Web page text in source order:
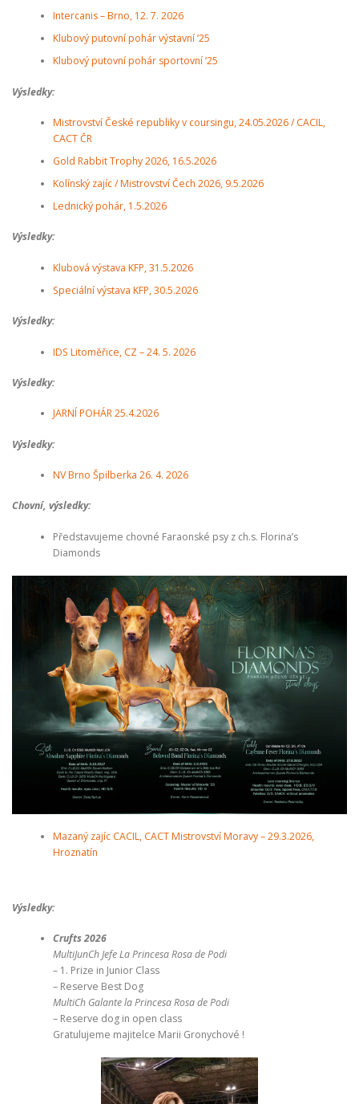
Intercanis – Brno, 12. 7. 2026
Klubový putovní pohár výstavní ’25
Klubový putovní pohár sportovní ’25
Výsledky:
Mistrovství České republiky v coursingu, 24.05.2026 / CACIL,
CACT ČR
Gold Rabbit Trophy 2026, 16.5.2026
Kolínský zajíc / Mistrovství Čech 2026, 9.5.2026
Lednický pohár, 1.5.2026
Výsledky:
Klubová výstava KFP, 31.5.2026
Speciální výstava KFP, 30.5.2026
Výsledky:
IDS Litoměřice, CZ – 24. 5. 2026
Výsledky:
JARNÍ POHÁR 25.4.2026
Výsledky:
NV Brno Špilberka 26. 4. 2026
Chovní, výsledky:
Představujeme chovné Faraonské psy z ch.s. Florina’s
Diamonds
Mazaný zajíc CACIL, CACT Mistrovství Moravy – 29.3.2026,
Hroznatín
Výsledky:
Crufts 2026
MultiJunCh Jefe La Princesa Rosa de Podi
– 1. Prize in Junior Class
– Reserve Best Dog
MultiCh Galante la Princesa Rosa de Podi
– Reserve dog in open class
Gratulujeme majitelce Marii Gronychové !